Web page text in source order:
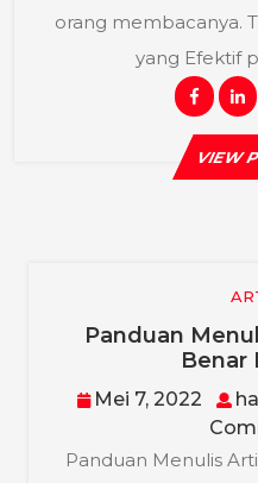
orang membacanya.
yang Efektif
VIEW
Panduan
Benar
Mei 7, 2022
Mei
7,
2022
Panduan Menulis